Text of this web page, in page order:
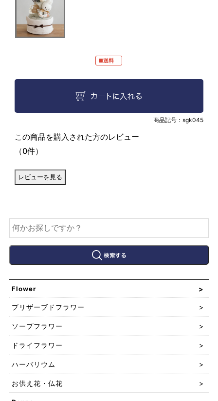
■送料
商品記号：sgk045
この商品を購入された方のレビュー
（0件）
Flower
プリザーブドフラワー
ソープフラワー
ドライフラワー
ハーバリウム
お供え花・仏花